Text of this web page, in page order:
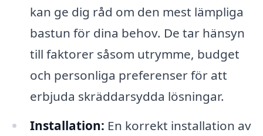
kan ge dig råd om den mest lämpliga
bastun för dina behov. De tar hänsyn
till faktorer såsom utrymme, budget
och personliga preferenser för att
erbjuda skräddarsydda lösningar.
Installation: En korrekt installation av